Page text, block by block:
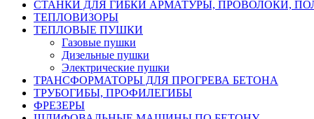
СТАНКИ ДЛЯ ГИБКИ АРМАТУРЫ, ПРОВОЛОКИ,
ТЕПЛОВИЗОРЫ
ТЕПЛОВЫЕ ПУШКИ
Газовые пушки
Дизельные пушки
Электрические пушки
ТРАНСФОРМАТОРЫ ДЛЯ ПРОГРЕВА БЕТОНА
ТРУБОГИБЫ, ПРОФИЛЕГИБЫ
ФРЕЗЕРЫ